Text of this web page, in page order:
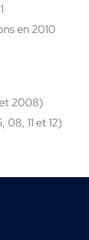
en 2010
2008)
11 et 12)